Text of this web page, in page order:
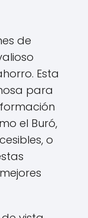
de
Esta
para
el Buró,
o